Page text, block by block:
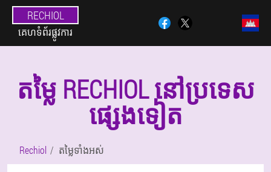
RECHIOL
គេហទំព័រផ្លូវការ
តម្លៃ RECHIOL នៅប្រទេស
ផ្សេងទៀត
Rechiol តម្លៃទាំងអស់